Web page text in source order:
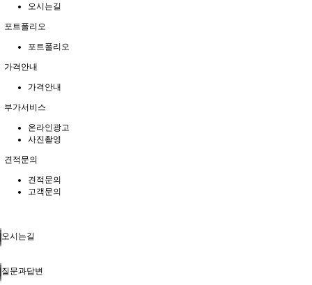
오시는길
포트폴리오
포트폴리오
가격안내
가격안내
부가서비스
온라인광고
사진촬영
견적문의
견적문의
고객문의
오시는길
질문과답변